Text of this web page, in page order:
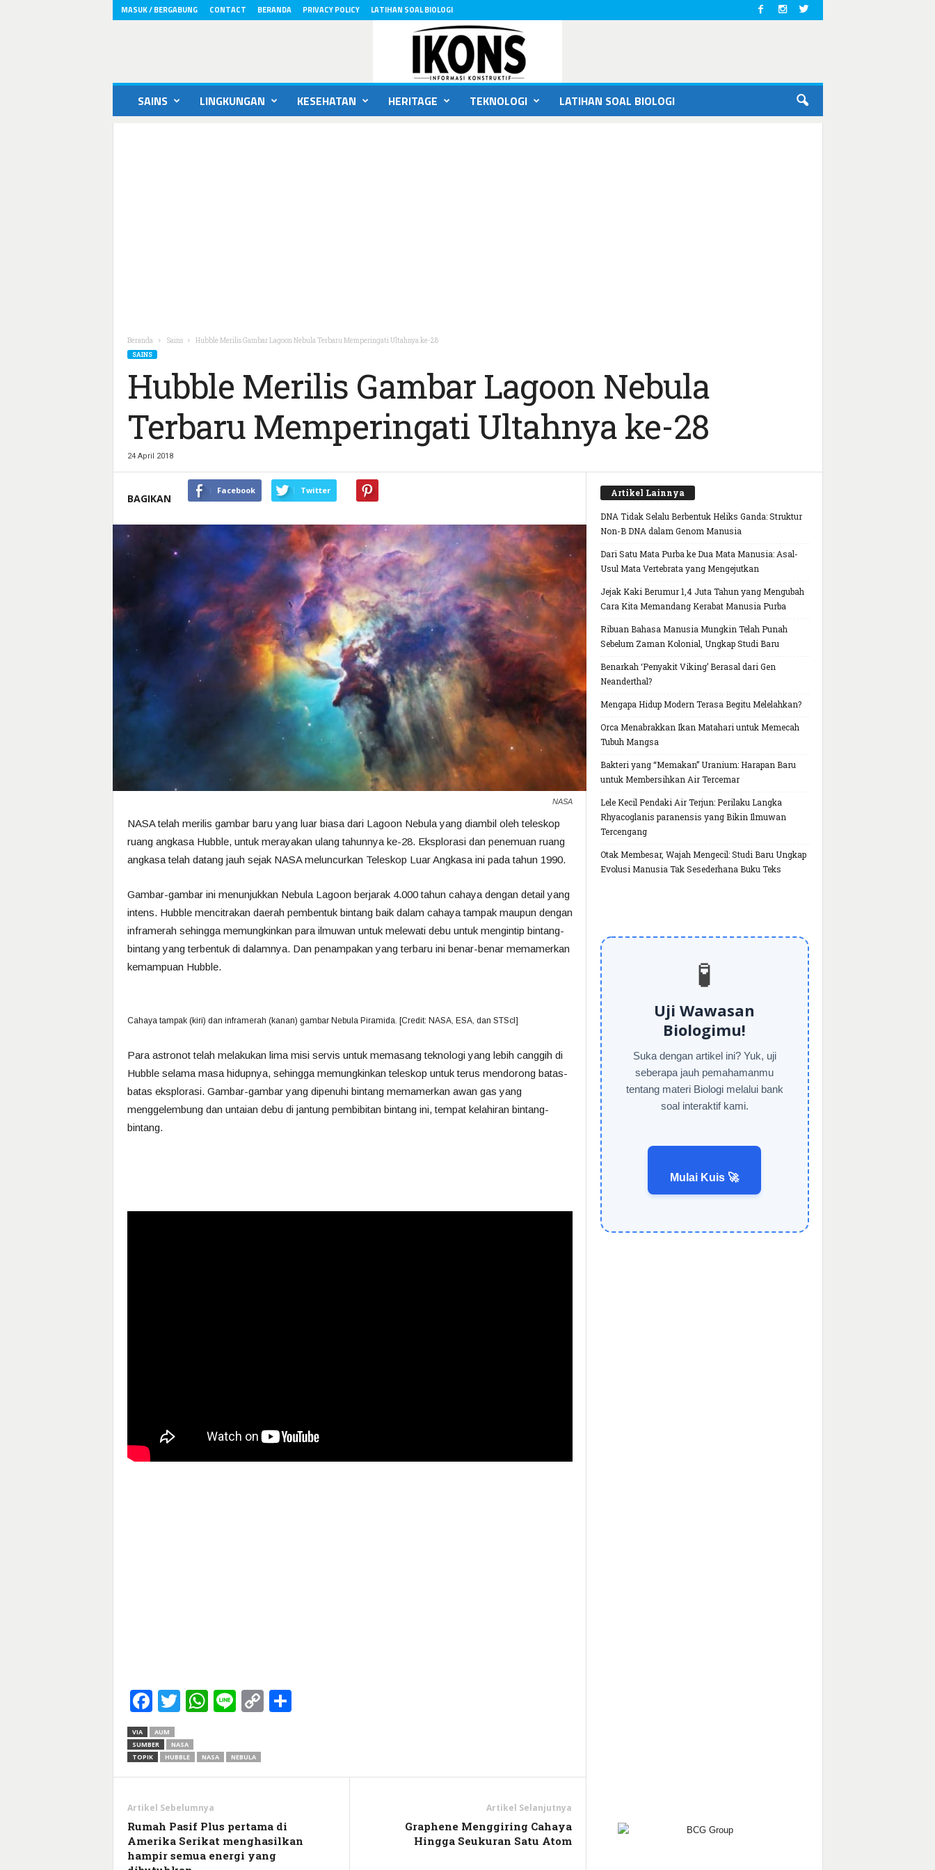
MASUK / BERGABUNG CONTACT BERANDA PRIVACY POLICY LATIHAN SOAL BIOLOGI
SAINS LINGKUNGAN KESEHATAN HERITAGE TEKNOLOGI LATIHAN SOAL BIOLOGI
Beranda Sains Hubble Merilis Gambar Lagoon Nebula Terbaru Memperingati Ultahnya ke-28
SAINS
Hubble Merilis Gambar Lagoon Nebula
Terbaru Memperingati Ultahnya ke-28
24 April 2018
BAGIKAN
Facebook Twitter
NASA
NASA telah merilis gambar baru yang luar biasa dari Lagoon Nebula yang diambil oleh teleskop
ruang angkasa Hubble, untuk merayakan ulang tahunnya ke-28. Eksplorasi dan penemuan ruang
angkasa telah datang jauh sejak NASA meluncurkan Teleskop Luar Angkasa ini pada tahun 1990.
Gambar-gambar ini menunjukkan Nebula Lagoon berjarak 4.000 tahun cahaya dengan detail yang
intens. Hubble mencitrakan daerah pembentuk bintang baik dalam cahaya tampak maupun dengan
inframerah sehingga memungkinkan para ilmuwan untuk melewati debu untuk mengintip bintang-
bintang yang terbentuk di dalamnya. Dan penampakan yang terbaru ini benar-benar memamerkan
kemampuan Hubble.
Cahaya tampak (kiri) dan inframerah (kanan) gambar Nebula Piramida. [Credit: NASA, ESA, dan STScI]
Para astronot telah melakukan lima misi servis untuk memasang teknologi yang lebih canggih di
Hubble selama masa hidupnya, sehingga memungkinkan teleskop untuk terus mendorong batas-
batas eksplorasi. Gambar-gambar yang dipenuhi bintang memamerkan awan gas yang
menggelembung dan untaian debu di jantung pembibitan bintang ini, tempat kelahiran bintang-
bintang.
Facebook
Twitter
WhatsApp
LineCopy
VIA
AUM
SUMBER
NASA
TOPIK
HUBBLE NASA NEBULA
Artikel Sebelumnya
Rumah Pasif Plus pertama di
Amerika Serikat menghasilkan
hampir semua energi yang
Artikel Selanjutnya
Graphene Menggiring Cahaya
Hingga Seukuran Satu Atom
Artikel Lainnya
DNA Tidak Selalu Berbentuk Heliks Ganda: Struktur
Non-B DNA dalam Genom Manusia
Dari Satu Mata Purba ke Dua Mata Manusia: Asal-
Usul Mata Vertebrata yang Mengejutkan
Jejak Kaki Berumur 1,4 Juta Tahun yang Mengubah
Cara Kita Memandang Kerabat Manusia Purba
Ribuan Bahasa Manusia Mungkin Telah Punah
Sebelum Zaman Kolonial, Ungkap Studi Baru
Benarkah ‘Penyakit Viking’ Berasal dari Gen
Neanderthal?
Mengapa Hidup Modern Terasa Begitu Melelahkan?
Orca Menabrakkan Ikan Matahari untuk Memecah
Tubuh Mangsa
Bakteri yang “Memakan” Uranium: Harapan Baru
untuk Membersihkan Air Tercemar
Lele Kecil Pendaki Air Terjun: Perilaku Langka
Rhyacoglanis paranensis yang Bikin Ilmuwan
Tercengang
Otak Membesar, Wajah Mengecil: Studi Baru Ungkap
Evolusi Manusia Tak Sesederhana Buku Teks
🧪
Uji Wawasan
Biologimu!
Suka dengan artikel ini? Yuk, uji
seberapa jauh pemahamanmu
tentang materi Biologi melalui bank
soal interaktif kami.
Mulai Kuis 🚀